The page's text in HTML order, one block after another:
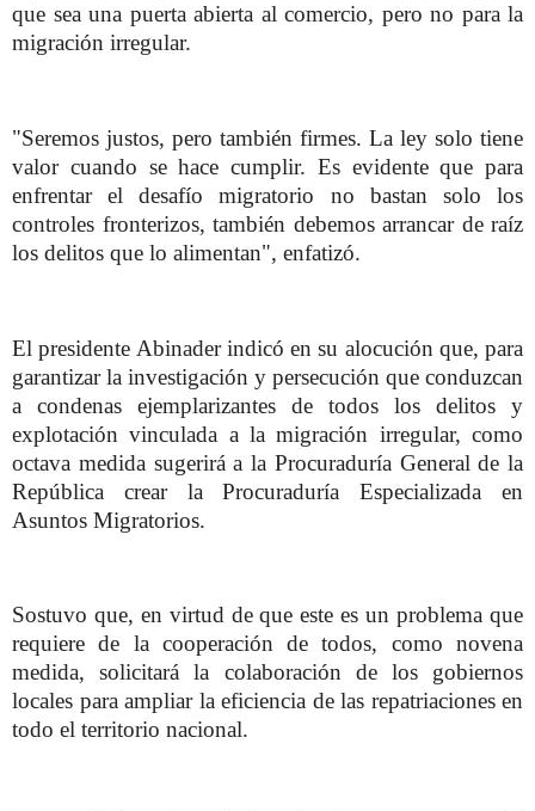
que sea una puerta abierta al comercio, pero no para la
migración irregular.
"Seremos justos, pero también firmes. La ley solo tiene
valor cuando se hace cumplir. Es evidente que para
enfrentar el desafío migratorio no bastan solo los
controles fronterizos, también debemos arrancar de raíz
los delitos que lo alimentan", enfatizó.
El presidente Abinader indicó en su alocución que, para
garantizar la investigación y persecución que conduzcan
a condenas ejemplarizantes de todos los delitos y
explotación vinculada a la migración irregular, como
octava medida sugerirá a la Procuraduría General de la
República crear la Procuraduría Especializada en
Asuntos Migratorios.
Sostuvo que, en virtud de que este es un problema que
requiere de la cooperación de todos, como novena
medida, solicitará la colaboración de los gobiernos
locales para ampliar la eficiencia de las repatriaciones en
todo el territorio nacional.